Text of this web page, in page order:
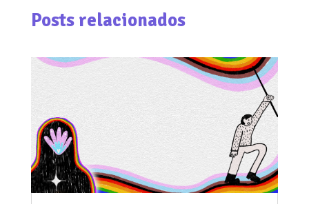
Posts relacionados